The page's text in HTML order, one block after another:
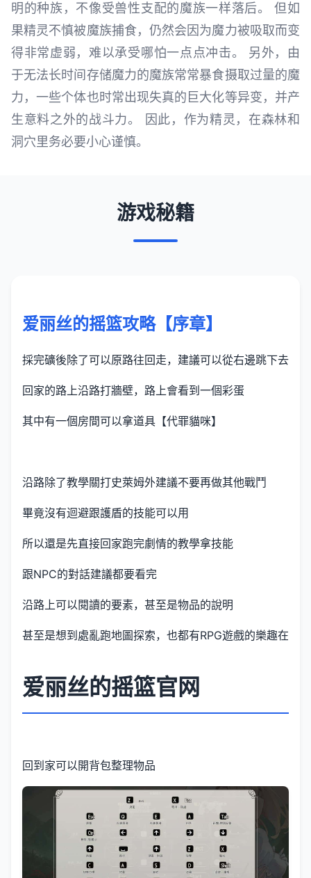
明的种族，不像受兽性支配的魔族一样落后。 但如
果精灵不慎被魔族捕食，仍然会因为魔力被吸取而变
得非常虚弱，难以承受哪怕一点点冲击。 另外，由
于无法长时间存储魔力的魔族常常暴食摄取过量的魔
力，一些个体也时常出现失真的巨大化等异变，并产
生意料之外的战斗力。 因此，作为精灵，在森林和
洞穴里务必要小心谨慎。
游戏秘籍
爱丽丝的摇篮攻略【序章】
採完礦後除了可以原路往回走，建議可以從右邊跳下去
回家的路上沿路打牆壁，路上會看到一個彩蛋
其中有一個房間可以拿道具【代罪貓咪】
沿路除了教學關打史萊姆外建議不要再做其他戰鬥
畢竟沒有迴避跟護盾的技能可以用
所以還是先直接回家跑完劇情的教學拿技能
跟NPC的對話建議都要看完
沿路上可以閱讀的要素，甚至是物品的說明
甚至是想到處亂跑地圖探索，也都有RPG遊戲的樂趣在
爱丽丝的摇篮官网
回到家可以開背包整理物品